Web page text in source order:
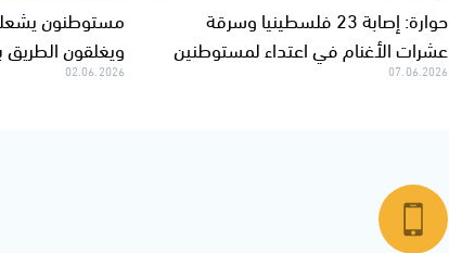
حوارة: إصابة 23 فلسطينيا وسرقة
عشرات الأغنام في اعتداء لمستوطنين
07.06.2026
مستوطنون
ويغلقون الطريق
02.06.2026